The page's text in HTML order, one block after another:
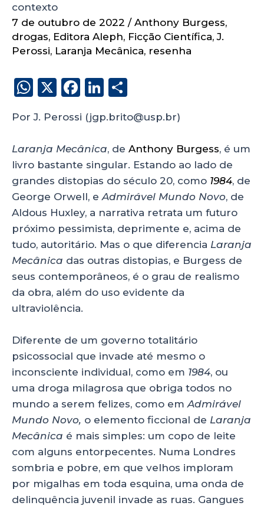
contexto
7 de outubro de 2022 / Anthony Burgess,
drogas, Editora Aleph, Ficção Científica,J.
Perossi, Laranja Mecânica, resenha
W
a
ts
A
p
p
X
F
c
e
b
o
o
k
Li
k
e
dI
n
a
re
Por J. Perossi (jgp.brito@usp.br)
Laranja Mecânica, de Anthony Burgess, é um
livro bastante singular. Estando ao lado de
grandes distopias do século 20, como 1984, de
George Orwell, eAdmirável Mundo Novo, de
Aldous Huxley, a narrativa retrata um futuro
próximo pessimista, deprimente e, acima de
tudo, autoritário. Mas o que diferencia Laranja
Mecânica das outras distopias, e Burgess de
seus contemporâneos, é o grau de realismo
da obra, além do uso evidente da
ultraviolência.
Diferente de um governo totalitário
psicossocial que invade até mesmo o
inconsciente individual, como em 1984, ou
uma droga milagrosa que obriga todos no
mundo a serem felizes, como emAdmirável
Mundo Novo, o elemento ficcional de Laranja
Mecânica é mais simples: um copo de leite
com alguns entorpecentes. Numa Londres
sombria e pobre, em que velhos imploram
por migalhas em toda esquina, uma onda de
delinquência juvenil invade as ruas. Gangues